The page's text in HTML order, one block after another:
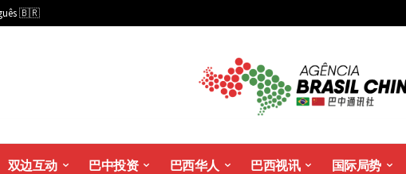
🇧🇷
双边互动 巴中投资 巴西华人 巴西视讯 国际局势